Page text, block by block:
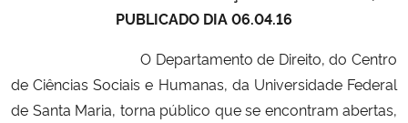
PUBLICADO DIA 06.04.16
O Departamento de Direito, do Centro
de Ciências Sociais e Humanas, da Universidade Federal
de Santa Maria, torna público que se encontram abertas,